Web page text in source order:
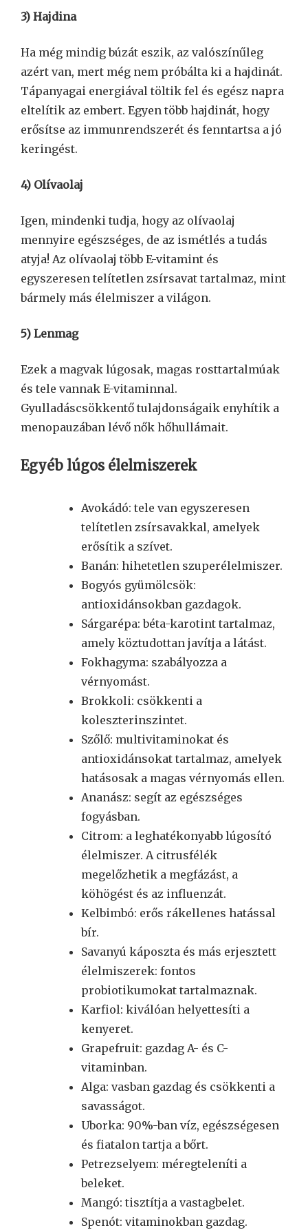
3) Hajdina
Ha még mindig búzát eszik, az valószínűleg
azért van, mert még nem próbálta ki a hajdinát.
Tápanyagai energiával töltik fel és egész napra
eltelítik az embert. Egyen több hajdinát, hogy
erősítse az immunrendszerét és fenntartsa a jó
keringést.
4) Olívaolaj
Igen, mindenki tudja, hogy az olívaolaj
mennyire egészséges, de az ismétlés a tudás
atyja! Az olívaolaj több E-vitamint és
egyszeresen telítetlen zsírsavat tartalmaz, mint
bármely más élelmiszer a világon.
5) Lenmag
Ezek a magvak lúgosak, magas rosttartalmúak
és tele vannak E-vitaminnal.
Gyulladáscsökkentő tulajdonságaik enyhítik a
menopauzában lévő nők hőhullámait.
Egyéb lúgos élelmiszerek
Avokádó: tele van egyszeresen
telítetlen zsírsavakkal, amelyek
erősítik a szívet.
Banán: hihetetlen szuperélelmiszer.
Bogyós gyümölcsök:
antioxidánsokban gazdagok.
Sárgarépa: béta-karotint tartalmaz,
amely köztudottan javítja a látást.
Fokhagyma: szabályozza a
vérnyomást.
Brokkoli: csökkenti a
koleszterinszintet.
Szőlő: multivitaminokat és
antioxidánsokat tartalmaz, amelyek
hatásosak a magas vérnyomás ellen.
Ananász: segít az egészséges
fogyásban.
Citrom: a leghatékonyabb lúgosító
élelmiszer. A citrusfélék
megelőzhetik a megfázást, a
köhögést és az influenzát.
Kelbimbó: erős rákellenes hatással
bír.
Savanyú káposzta és más erjesztett
élelmiszerek: fontos
probiotikumokat tartalmaznak.
Karfiol: kiválóan helyettesíti a
kenyeret.
Grapefruit: gazdag A- és C-
vitaminban.
Alga: vasban gazdag és csökkenti a
savasságot.
Uborka: 90%-ban víz, egészségesen
és fiatalon tartja a bőrt.
Petrezselyem: méregteleníti a
beleket.
Mangó: tisztítja a vastagbelet.
Spenót: vitaminokban gazdag.